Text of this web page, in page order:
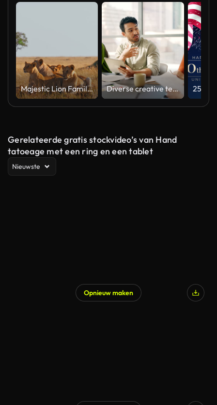
Majestic Lion Family Relaxing in Natural Habitat Under Soft Light Diverse creative team collaborating on a marketing strategy in an office meeting
Gerelateerde gratis stockvideo’s van Hand
tatoeage met een ring en een tablet
Nieuwste
Opnieuw maken